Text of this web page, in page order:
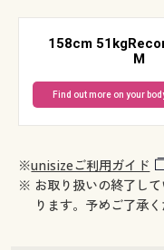
158cm
M
Find out more on your
※unisizeご利用ガイド
※ お取り扱いの終了し
ります。予めご了承く